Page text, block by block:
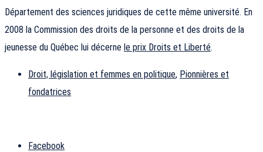
Département des sciences juridiques de cette même université. En
2008 la Commission des droits de la personne et des droits de la
jeunesse du Québec lui décerne le prix Droits et Liberté.
Droit, législation et femmes en politique, Pionnières et
fondatrices
Facebook